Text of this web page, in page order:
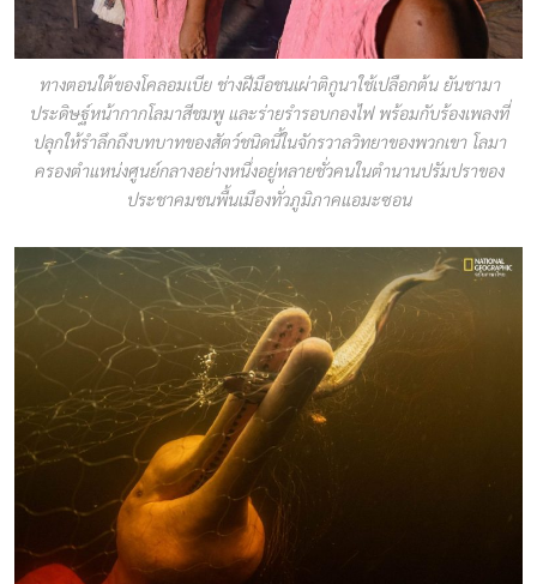
ทางตอนใต้ของโคลอมเบีย ช่างฝีมือชนเผ่าติกูนาใช้เปลือกต้น ยันชามา
ประดิษฐ์หน้ากากโลมาสีชมพู และร่ายรำรอบกองไฟ พร้อมกับร้องเพลงที่
ปลุกให้รำลึกถึงบทบาทของสัตว์ชนิดนี้ในจักรวาลวิทยาของพวกเขา โลมา
ครองตำแหน่งศูนย์กลางอย่างหนึ่งอยู่หลายชั่วคนในตำนานปรัมปราของ
ประชาคมชนพื้นเมืองทั่วภูมิภาคแอมะซอน